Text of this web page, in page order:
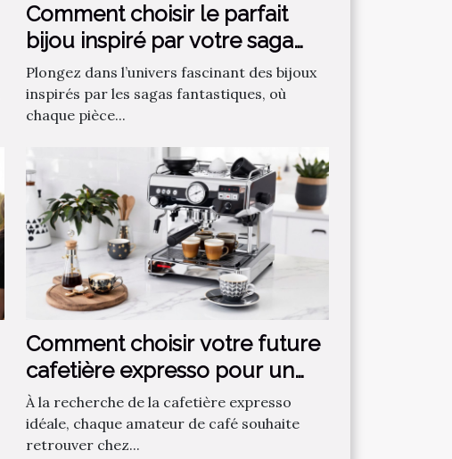
Comment choisir le parfait
bijou inspiré par votre saga
fantastique préférée ?
Plongez dans l’univers fascinant des bijoux
inspirés par les sagas fantastiques, où
chaque pièce...
Comment choisir votre future
cafetière expresso pour un
café parfait ?
À la recherche de la cafetière expresso
idéale, chaque amateur de café souhaite
retrouver chez...